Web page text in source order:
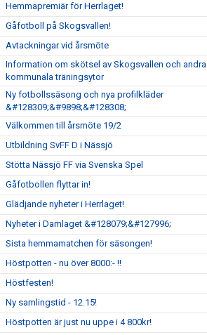
Hemmapremiär för Herrlaget!
Gåfotboll på Skogsvallen!
Avtackningar vid årsmöte
Information om skötsel av Skogsvallen och andra
kommunala träningsytor
Ny fotbollssäsong och nya profilkläder
&#128309;&#9898;&#128308;
Välkommen till årsmöte 19/2
Utbildning SvFF D i Nässjö
Stötta Nässjö FF via Svenska Spel
Gåfotbollen flyttar in!
Glädjande nyheter i Herrlaget!
Nyheter i Damlaget &#128079;&#127996;
Sista hemmamatchen för säsongen!
Höstpotten - nu över 8000:- !!
Höstfesten!
Ny samlingstid - 12.15!
Höstpotten är just nu uppe i 4 800kr!